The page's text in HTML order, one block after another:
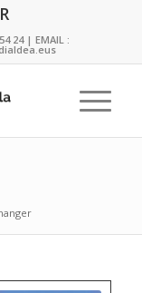
24| EMAIL :